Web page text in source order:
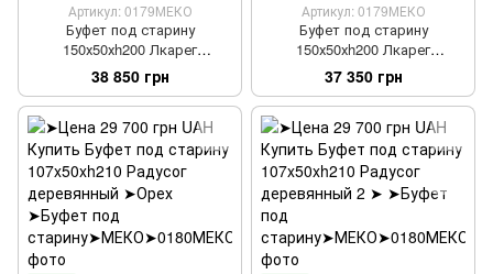
Артикул: 0179МЕКО
Буфет под старину
150х50хh200 Лкарег
деревянный 2
38 850 грн
Артикул: 0179МЕКО
Буфет под старину
150х50хh200 Лкарег
деревянный 3
37 350 грн